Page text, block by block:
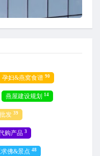
孕妇&燕窝食谱 90
燕屋建设规划 14
发 39
购产品 3
佛&景点 48